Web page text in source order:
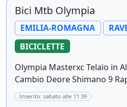
Bici Mtb Olympia
EMILIA-ROMAGNA
BICICLETTE
Olympia Masterxc Telaio in
Cambio Deore Shimano 9
Inserito: sabato alle 11:39